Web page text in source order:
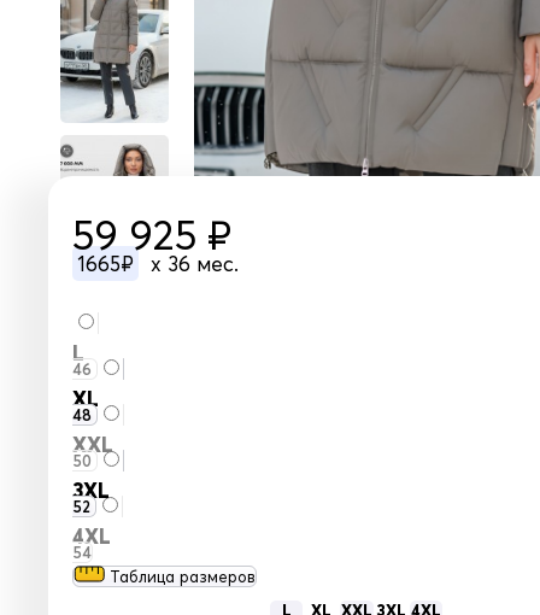
59 925 ₽
1665₽ x 36 мес.
L
46
XL
48
XXL
50
3XL
52
4XL
54
Таблица размеров
L
XL XXL 3XL 4XL